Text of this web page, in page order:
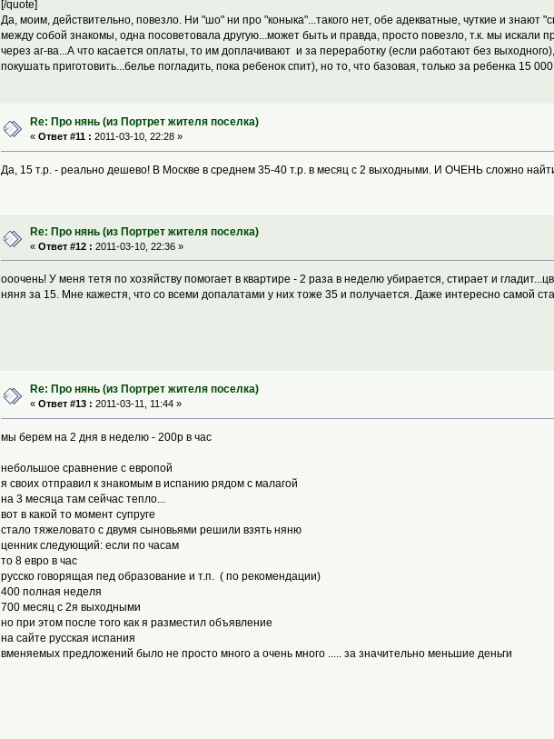
[/quote]
Да, моим, действительно, повезло. Ни "шо" ни про "коныка"...такого нет, обе адекватные, чуткие и знают
между собой знакомы, одна посоветовала другую...может быть и правда, просто повезло, т.к. мы искали
через аг-ва...А что касается оплаты, то им доплачивают и за переработку (если работают без
покушать приготовить...белье погладить, пока ребенок спит), но то, что базовая, только за ребенка 15
Re: Про нянь (из Портрет жителя поселка)
«Ответ #11 : 2011-03-10, 22:28 »
Да, 15 т.р. - реально дешево! В Москве в среднем 35-40 т.р. в месяц с 2 выходными. И ОЧЕНЬ сложно
Re: Про нянь (из Портрет жителя поселка)
«Ответ #12 : 2011-03-10, 22:36 »
ооочень! У меня тетя по хозяйству помогает в квартире - 2 раза в неделю убирается, стирает и
няня за 15. Мне кажестя, что со всеми допалатами у них тоже 35 и получается. Даже интересно самой
Re: Про нянь (из Портрет жителя поселка)
«Ответ #13 : 2011-03-11, 11:44 »
мы берем на 2 дня в неделю - 200р в час
небольшое сравнение с европой
я своих отправил к знакомым в испанию рядом с малагой
на 3 месяца там сейчас тепло...
вот в какой то момент супруге
стало тяжеловато с двумя сыновьями решили взять няню
ценник следующий: если по часам
то 8 евро в час
русско говорящая пед образование и т.п. ( по рекомендации)
400 полная неделя
700 месяц с 2я выходными
но при этом после того как я разместил объявление
на сайте русская испания
вменяемых предложений было не просто много а очень много ..... за значительно меньшие деньги